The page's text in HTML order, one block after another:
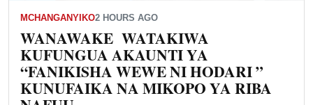
MCHANGANYIKO2 HOURS AGO
WANAWAKE WATAKIWA
KUFUNGUA AKAUNTI YA
“FANIKISHA WEWE NI HODARI ”
KUNUFAIKA NA MIKOPO YA RIBA